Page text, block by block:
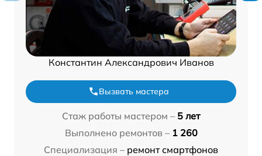
Константин Александрович Иванов
Вызвать мастера
Стаж работы мастером – 5 лет
Выполнено ремонтов – 1 260
Специализация – ремонт смартфонов